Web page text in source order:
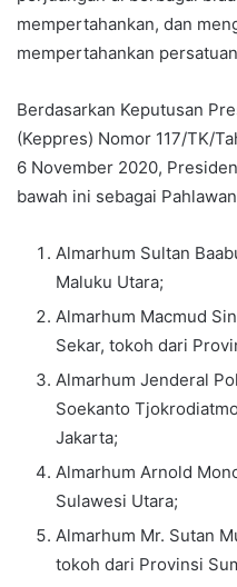
mempertahankan, dan
mempertahankan
Berdasarkan Keputusan
(Keppres) Nomor 117/TK/
6 November 2020,
bawah ini sebagai
Almarhum Sultan
Maluku Utara;
Almarhum Macmud
Sekar, tokoh dari
Almarhum Jenderal
Soekanto
Jakarta;
Almarhum Arnold
Sulawesi Utara;
Almarhum Mr. Sutan
tokoh dari Provinsi